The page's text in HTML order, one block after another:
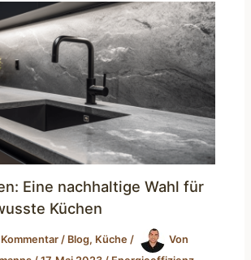
Eine nachhaltige Wahl für
Küchen
/ Blog, Küche /
Von